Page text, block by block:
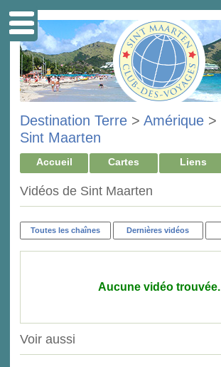
Destination Terre > Amérique >
Sint Maarten
Accueil Cartes Liens
Vidéos de Sint Maarten
Toutes les chaînes Dernières vidéos
Aucune vidéo trouvée.
Voir aussi